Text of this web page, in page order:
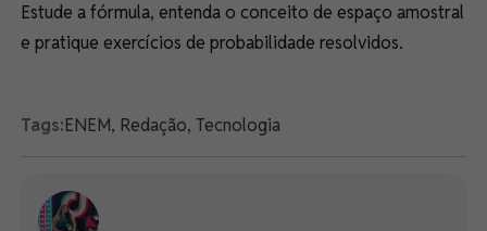
Estude a fórmula, entenda o conceito de espaço amostral
e pratique exercícios de probabilidade resolvidos.
Tags:ENEM, Redação, Tecnologia